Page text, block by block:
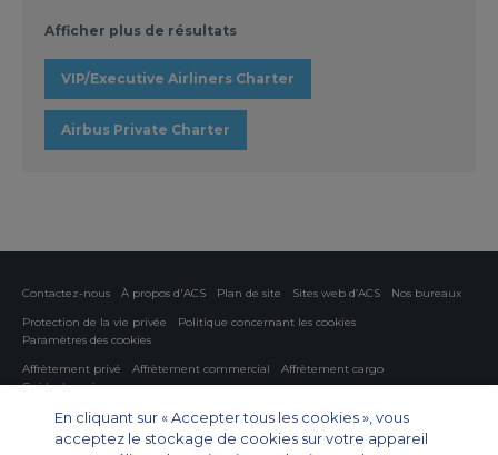
Afficher plus de résultats
VIP/Executive Airliners Charter
Airbus Private Charter
Contactez-nous À propos d'ACS Plan de site Sites web d’ACS
Nos bureaux
Protection de la vie privée
Politique concernant les cookies
Paramètres des cookies
Affrètement privé
Affrètement commercial
Affrètement cargo
Guide des avions
Private Charter App
En cliquant sur « Accepter tous les cookies », vous
acceptez le stockage de cookies sur votre appareil